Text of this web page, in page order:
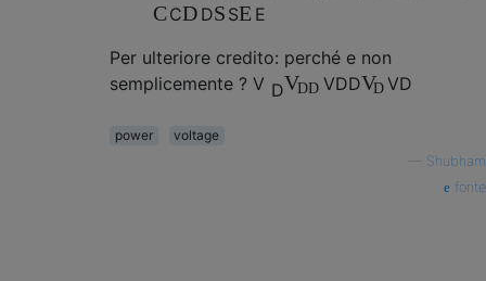
CCD DS SE E
Per ulteriore credito: perché e non
semplicemente ? V DVDD VDDVD VD
power
voltage
Shubham
fonte